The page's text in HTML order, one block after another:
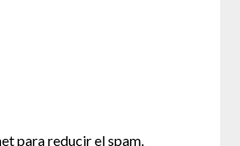
para reducir el spam.